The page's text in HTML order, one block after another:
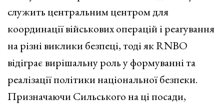
служить центральним центром для
координації військових операцій і реагування
на різні виклики безпеці, тоді як RNBO
відіграє вирішальну роль у формуванні та
реалізації політики національної безпеки.
Призначаючи Сильського на ці посади,